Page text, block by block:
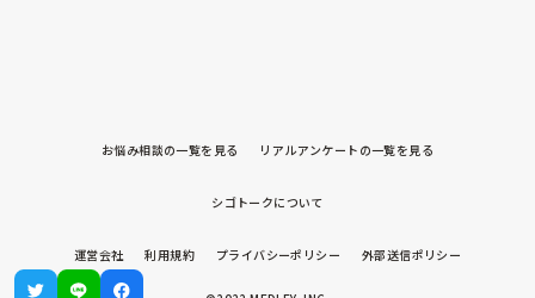
お悩み相談の一覧を見る リアルアンケートの一覧を見る
シゴトークについて
運営会社 利用規約 プライバシーポリシー 外部送信ポリシー